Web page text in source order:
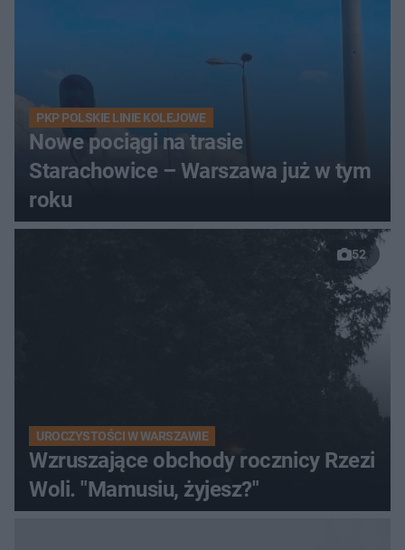
PKP POLSKIE LINIE KOLEJOWE
Nowe pociągi na trasie
Starachowice – Warszawa już w tym
roku
52
UROCZYSTOŚCI W WARSZAWIE
Wzruszające obchody rocznicy Rzezi
Woli. "Mamusiu, żyjesz?"